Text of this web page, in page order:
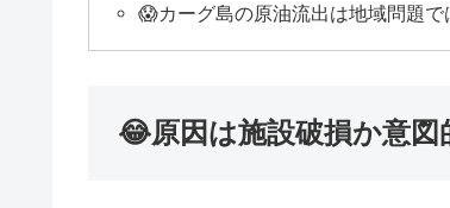
😱カーグ島の原油流出は地域問題で
😂原因は施設破損か意